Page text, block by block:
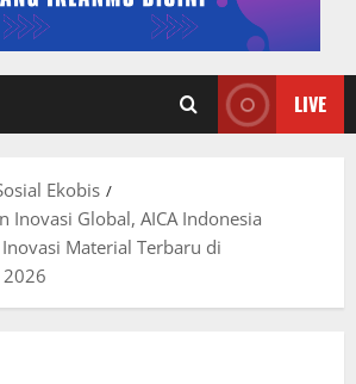
LIVE
Ekobis
Inovasi Global, AICA Indonesia
Material Terbaru di
2026